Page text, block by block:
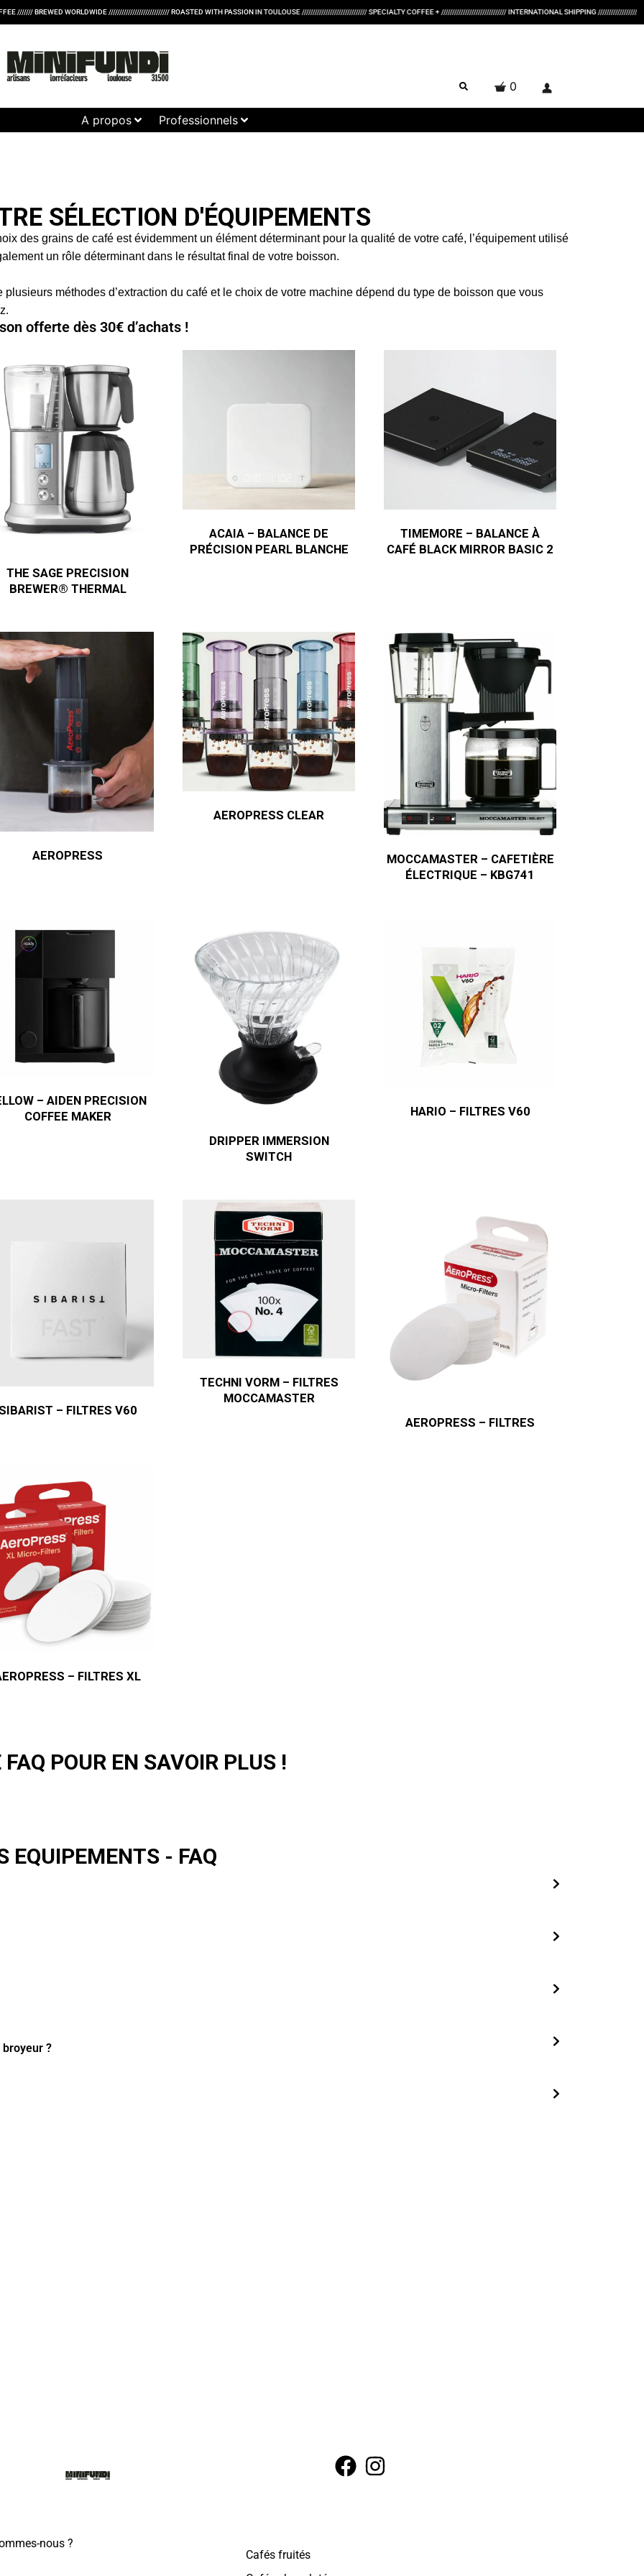
//////////////////////////// ROASTED WITH PASSION IN TOULOUSE ////////////////////////////// SPECIALTY COFFEE + ////////////////////////////// INTERNATIONAL SHIPPING ////////////////////////////// WE ROAST
0
A propos Professionnels
SÉLECTION D'ÉQUIPEMENTS
des grains decafé est évidemment un élément déterminant pour la qualité de votre café, l’équipement utilisé
un rôle déterminant dans le résultat final de votre boisson.
plusieurs méthodes d’extraction du café et le choix de votre machine dépend du type de boisson que vous
offerte dès 30€ d’achats !
THE SAGE PRECISION
BREWER® THERMAL
ACAIA – BALANCE DE
PRÉCISION PEARL BLANCHE
TIMEMORE – BALANCE À
CAFÉ BLACK MIRROR BASIC 2
AEROPRESS
AEROPRESS CLEAR
MOCCAMASTER – CAFETIÈRE
ÉLECTRIQUE – KBG741
– AIDEN PRECISION
COFFEE MAKER
DRIPPER IMMERSION
SWITCH
HARIO – FILTRES V60
– FILTRES V60
TECHNI VORM – FILTRES
MOCCAMASTER
AEROPRESS – FILTRES
– FILTRES XL
POUR EN SAVOIR PLUS !
EQUIPEMENTS - FAQ
?
nous ?
Cafés fruités